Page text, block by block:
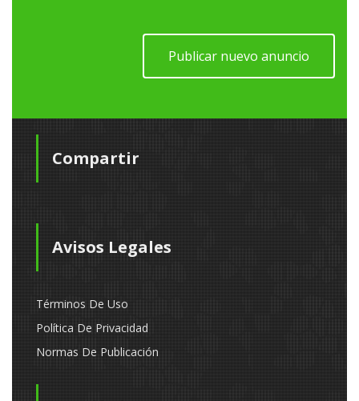
Publicar nuevo anuncio
Compartir
Avisos Legales
Términos De Uso
Política De Privacidad
Normas De Publicación